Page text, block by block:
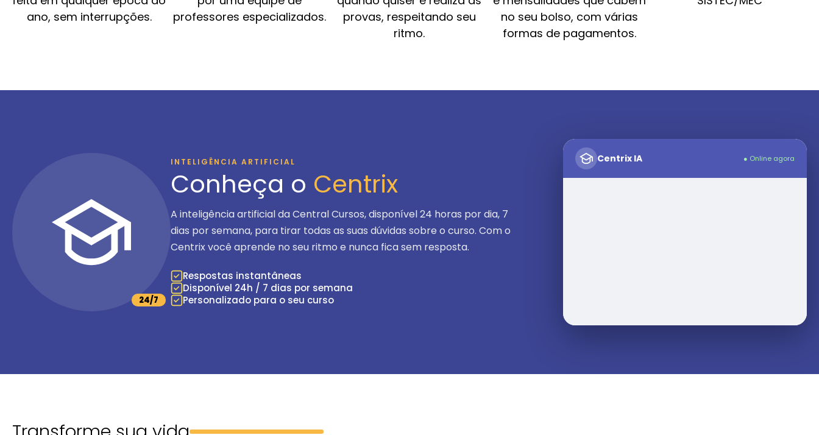
ano, sem interrupções.
professores especializados.
provas, respeitando seu
ritmo.
no seu bolso, com várias
formas de pagamentos.
24/7
INTELIGÊNCIA ARTIFICIAL
Conheça o Centrix
A inteligência artificial da Central Cursos, disponível24 horas por dia, 7
dias por semana, para tirar todas as suas dúvidas sobre o curso. Com o
Centrix você aprende no seu ritmo e nunca fica sem resposta.
Respostas instantâneas
Disponível 24h / 7 dias por semana
Personalizado para o seu curso
Centrix IA ● Online agora